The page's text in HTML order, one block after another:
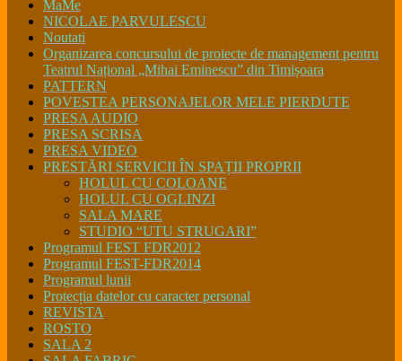
MaMe
NICOLAE PARVULESCU
Noutati
Organizarea concursului de proiecte de management pentru
Teatrul Național „Mihai Eminescu” din Timișoara
PATTERN
POVESTEA PERSONAJELOR MELE PIERDUTE
PRESA AUDIO
PRESA SCRISA
PRESA VIDEO
PRESTĂRI SERVICII ÎN SPAȚII PROPRII
HOLUL CU COLOANE
HOLUL CU OGLINZI
SALA MARE
STUDIO “UTU STRUGARI”
Programul FEST FDR2012
Programul FEST-FDR2014
Programul lunii
Protecția datelor cu caracter personal
REVISTA
ROSTO
SALA 2